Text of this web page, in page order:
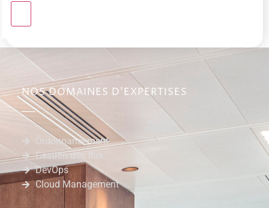
NOS DOMAINES D'EXPERTISES
Ordonnancement
Gestion des flux
DevOps
Cloud Management